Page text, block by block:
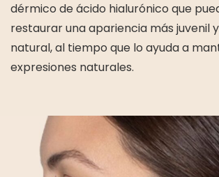
dérmico de ácido hialurónico que
restaurar una apariencia más juvenil
natural, al tiempo que lo ayuda a
expresiones naturales.